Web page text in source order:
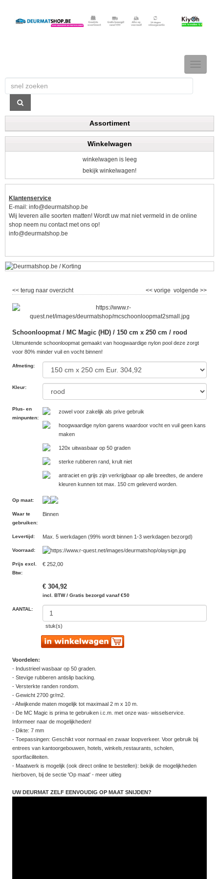
TOGGLE
Assortiment
Winkelwagen
winkelwagen is leeg
bekijk winkelwagen!
Klantenservice
E-mail: info@deurmatshop.be
Wij leveren alle soorten matten! Wordt uw mat niet vermeld in de online
shop neem nu contact met ons op!
info@deurmatshop.be
<< terug naar overzicht volgende >>
<< vorige
Schoonloopmat / MC Magic (HD) / 150 cm x 250 cm / rood
Uitmuntende schoonloopmat gemaakt van hoogwaardige nylon pool deze zorgt
voor 80% minder vuil en vocht binnen!
Afmeting:
Kleur:
Plus- en
minpunten:
zowel voor zakelijk als prive gebruik
hoogwaardige nylon garens waardoor vocht en vuil geen kans
maken
120x uitwasbaar op 50 graden
sterke rubberen rand, krult niet
antraciet en grijs zijn verkrijgbaar op alle breedtes, de andere
kleuren kunnen tot max. 150 cm geleverd worden.
Op maat:
Waar te
gebruiken:
Binnen
Levertijd : Max. 5 werkdagen (99% wordt binnen 1-3 werkdagen bezorgd)
Voorraad :
Prijs excl.
Btw:
€ 252,00
€ 304,92
incl. BTW / Gratis bezorgd vanaf €50
AANTAL:
stuk(s)
Voordelen:
- Industrieel wasbaar op 50 graden.
- Stevige rubberen antislip backing.
- Versterkte randen rondom.
- Gewicht 2700 gr/m2.
- Afwijkende maten mogelijk tot maximaal 2 m x 10 m.
- De MC Magic is prima te gebruiken i.c.m. met onze was- wisselservice.
Informeer naar de mogelijkheden!
- Dikte: 7 mm
- Toepassingen: Geschikt voor normaal en zwaar loopverkeer. Voor gebruik bij
entrees van kantoorgebouwen, hotels, winkels,restaurants, scholen,
sportfaciliteiten.
- Maatwerk is mogelijk (ook direct online te bestellen): bekijk de mogelijkheden
hierboven, bij de sectie 'Op maat' - meer uitleg
UW DEURMAT ZELF EENVOUDIG OP MAAT SNIJDEN?